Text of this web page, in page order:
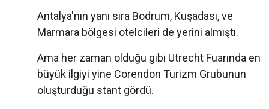
Antalya'nın yanı sıra Bodrum, Kuşadası, ve
Marmara bölgesi otelcileri de yerini almıştı.
Ama her zaman olduğu gibi Utrecht Fuarında en
büyük ilgiyi yine Corendon Turizm Grubunun
oluşturduğu stant gördü.